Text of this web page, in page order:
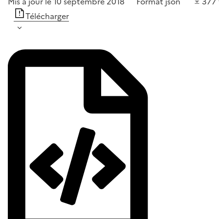
Télécharger